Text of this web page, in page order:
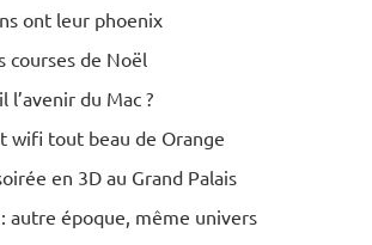
ont leur phoenix
courses de Noël
l’avenir du Mac ?
wifi tout beau de Orange
en 3D au Grand Palais
autre époque, même univers